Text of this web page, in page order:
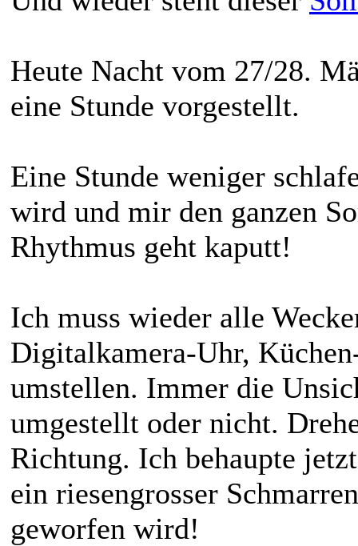
Heute Nacht vom 27/28.
eine Stunde vorgestellt.
Eine Stunde weniger
wird und mir den ganzen
Rhythmus geht kaputt!
Ich muss wieder alle
Digitalkamera-Uhr,
umstellen. Immer die
umgestellt oder nicht.
Richtung. Ich behaupte
ein riesengrosser
geworfen wird!